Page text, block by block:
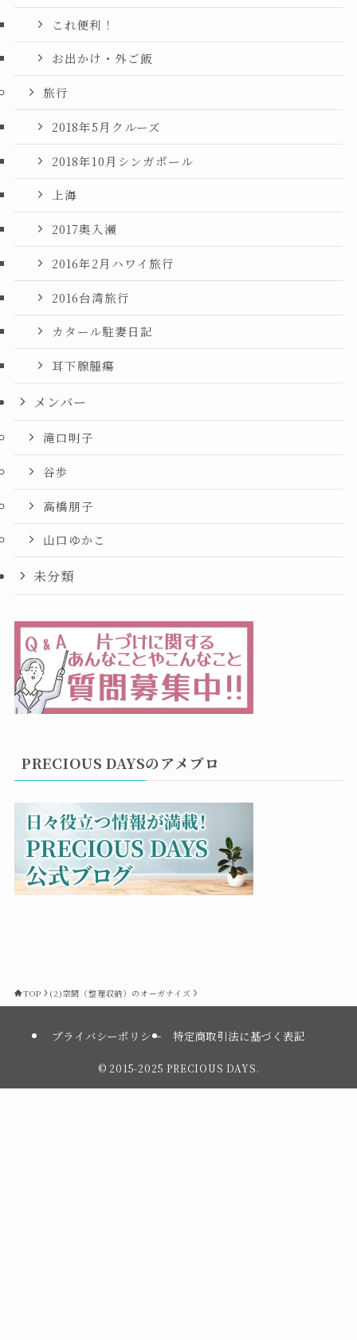
これ便利！
お出かけ・外ご飯
旅行
2018年5月クルーズ
2018年10月シンガポール
上海
2017奥入瀬
2016年2月ハワイ旅行
2016台湾旅行
カタール駐妻日記
耳下腺腫瘍
メンバー
滝口明子
谷歩
高橋朋子
山口ゆかこ
未分類
PRECIOUS DAYSのアメブロ
TOP (2)空間（整理収納）のオーガナイズ
プライバシーポリシー 特定商取引法に基づく表記
© 2015-2025 PRECIOUS DAYS.